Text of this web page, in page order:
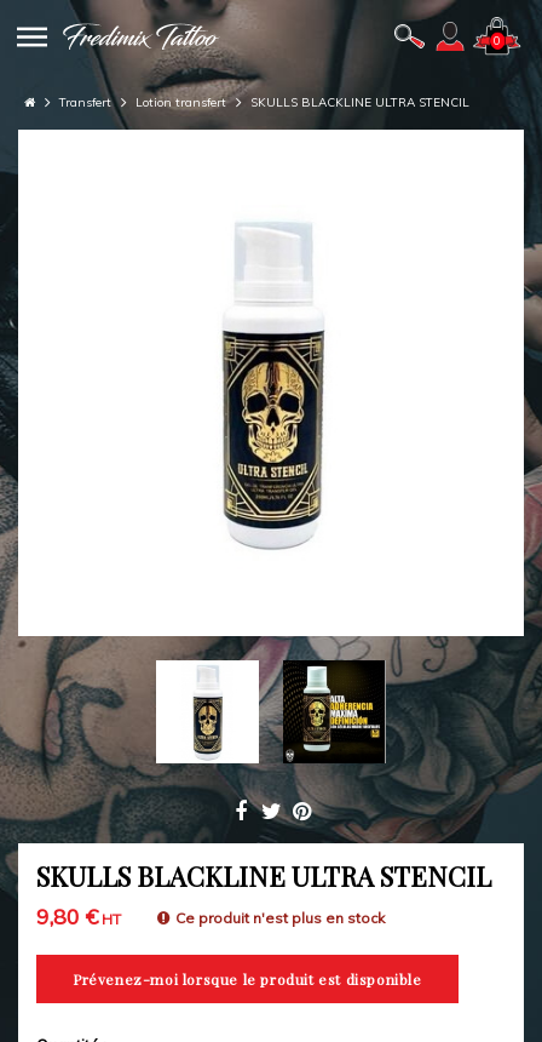
0
Transfert Lotion transfert SKULLS BLACKLINE ULTRA STENCIL
SKULLS BLACKLINE ULTRA STENCIL
9,80 €HT Ce produit n'est plus en stock
Prévenez-moi lorsque le produit est disponible